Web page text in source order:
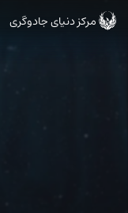
ورود
مرکز دنیای جادوگری